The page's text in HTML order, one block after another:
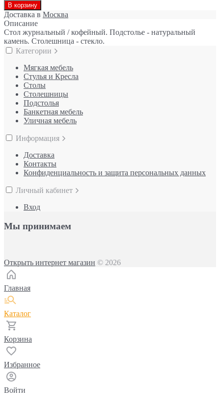
В корзину
Доставка в Москва
Описание
Стол журнальный / кофейный. Подстолье - натуральный
камень. Столешница - стекло.
Категории
Мягкая мебель
Стулья и Кресла
Столы
Столешницы
Подстолья
Банкетная мебель
Уличная мебель
Информация
Доставка
Контакты
Конфиденциальность и защита персональных данных
Личный кабинет
Вход
Мы принимаем
Открыть интернет магазин © 2026
Главная
Каталог
Корзина
Избранное
Войти